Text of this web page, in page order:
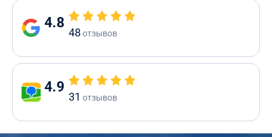
4.8
48 отзывов
4.9
31 отзывов